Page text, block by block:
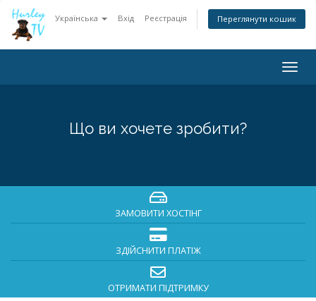
Українська Вхід Реєстрація Переглянути кошик
Що ви хочете зробити?
ЗАМОВИТИ ХОСТІНГ
ЗДІЙСНИТИ ПЛАТІЖ
ОТРИМАТИ ПІДТРИМКУ